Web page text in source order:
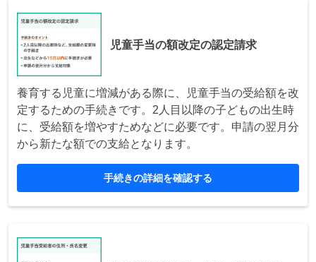
児童手当の額改定の認定請求
養育する児童に増減がある際に、児童手当の受給額を改
定するための手続きです。2人目以降の子どもの出生時
に、受給額を増やすためなどに必要です。申請の翌月分
から新たな額での支給となります。
手続きの詳細を確認する